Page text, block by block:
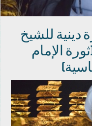
دينية للشيخ
الإمام